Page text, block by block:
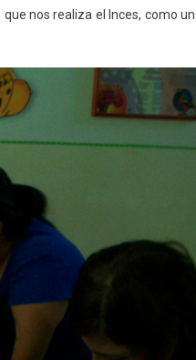
nos realiza el Inces, como